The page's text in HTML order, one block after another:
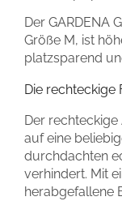
Der GARDENA
Größe M, ist
platzsparend
Die rechteckige
Der
auf eine
durchdachten
verhindert. Mit
herabgefallene